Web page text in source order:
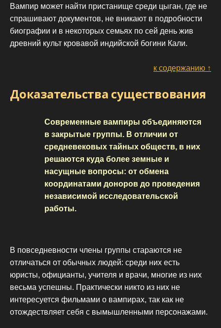
Вампир может найти пристанище среди цыган, где не
спрашивают документов, не вникают в подробности
биографии и в некоторых семьях по сей день жив
древний культ кровавой индийской богини Кали.
к содержанию ↑
Доказательства существования
Современные вампиры объединяются
в закрытые группы. В отличии от
средневековых тайных обществ, в них
решаются куда более земные и
насущные вопросы: от обмена
координатами доноров до проведения
независимой исследовательской
работы.
В повседневности члены группы стараются не
отличаться от обычных людей: среди них есть
юристы, официанты, учителя и врачи, многие из них
весьма успешны. Практически никто из них не
интересуется фильмами о вампирах, так как не
отождествляет себя с вымышленными персонажами.